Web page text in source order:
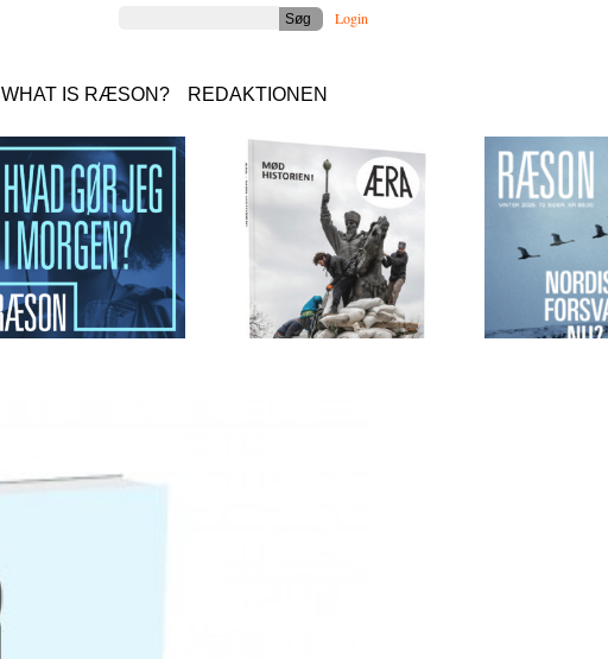
Login
WHAT IS RÆSON? REDAKTIONEN